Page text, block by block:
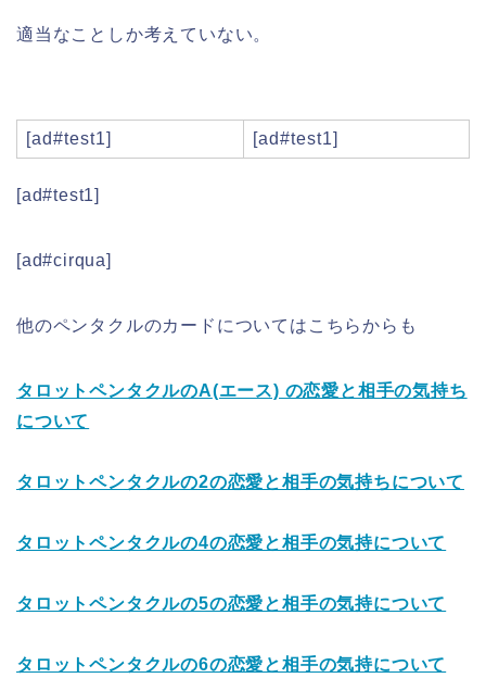
適当なことしか考えていない。
[ad#test1] [ad#test1]
[ad#test1]
[ad#cirqua]
他のペンタクルのカードについてはこちらからも
タロット​ペンタクルのA(エース) の恋愛と相手の気持ち
について
タロットペンタクルの2の恋愛と相手の気持ちについて
タロットペンタクルの4の恋愛と相手の気持について
タロットペンタクルの5の恋愛と相手の気持について
タロットペンタクルの6の恋愛と相手の気持について